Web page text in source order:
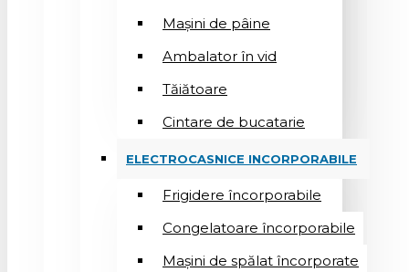
Mașini de pâine
Ambalator în vid
Tăiătoare
Cintare de bucatarie
ELECTROCASNICE INCORPORABILE
Frigidere încorporabile
Congelatoare încorporabile
Mașini de spălat încorporate